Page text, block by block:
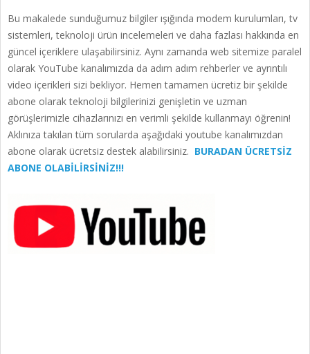
Bu makalede sunduğumuz bilgiler ışığında modem kurulumları, tv
sistemleri, teknoloji ürün incelemeleri ve daha fazlası hakkında en
güncel içeriklere ulaşabilirsiniz. Aynı zamanda web sitemize paralel
olarak YouTube kanalımızda da adım adım rehberler ve ayrıntılı
video içerikleri sizi bekliyor. Hemen tamamen ücretiz bir şekilde
abone olarak teknoloji bilgilerinizi genişletin ve uzman
görüşlerimizle cihazlarınızı en verimli şekilde kullanmayı öğrenin!
Aklınıza takılan tüm sorularda aşağıdaki youtube kanalımızdan
abone olarak ücretsiz destek alabilirsiniz. BURADAN ÜCRETSİZ
ABONE OLABİLİRSİNİZ!!!